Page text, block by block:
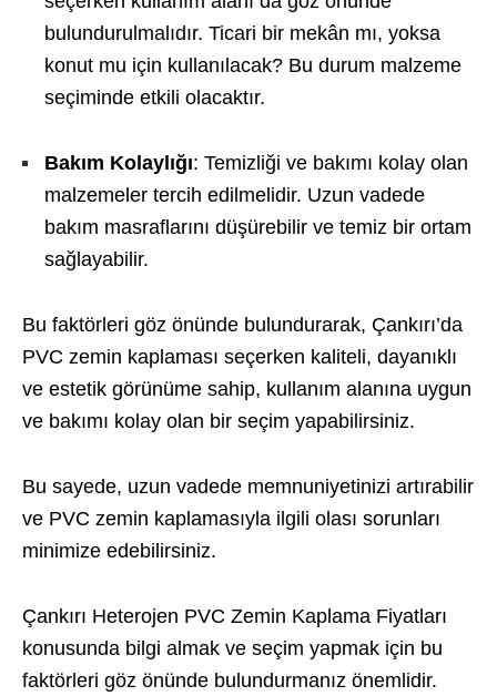
bulundurulmalıdır. Ticari bir mekân mı, yoksa
konut mu için kullanılacak? Bu durum malzeme
seçiminde etkili olacaktır.
Bakım Kolaylığı: Temizliği ve bakımı kolay olan
malzemeler tercih edilmelidir. Uzun vadede
bakım masraflarını düşürebilir ve temiz bir ortam
sağlayabilir.
Bu faktörleri göz önünde bulundurarak, Çankırı’da
PVC zemin kaplaması seçerken kaliteli, dayanıklı
ve estetik görünüme sahip, kullanım alanına uygun
ve bakımı kolay olan bir seçim yapabilirsiniz.
Bu sayede, uzun vadede memnuniyetinizi artırabilir
ve PVC zemin kaplamasıyla ilgili olası sorunları
minimize edebilirsiniz.
Çankırı Heterojen PVC Zemin Kaplama Fiyatları
konusunda bilgi almak ve seçim yapmak için bu
faktörleri göz önünde bulundurmanız önemlidir.